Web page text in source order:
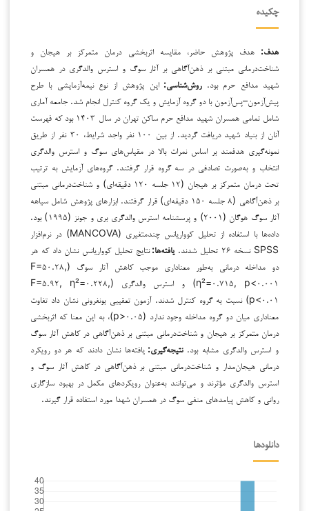
چکیده
هدف: هدف پژوهش حاضر، مقایسه اثربخشی درمان متمرکز بر هیجان و
شناخت‌درمانی مبتنی بر ذهن‌آگاهی بر آثار سوگ و استرس والدگری در همسران
شهید مدافع حرم بود.روش‌شناسی:این پژوهش از نوع نیمه‌آزمایشی با طرح
پیش‌آزمون–پس‌آزمون با دو گروه آزمایش و یک گروه کنترل انجام شد. جامعه آماری
شامل تمامی همسران شهید مدافع حرم ساکن تهران در سال ۱۴۰۳ بود که فهرست
آنان از بنیاد شهید دریافت گردید. از بین ۱۰۰ نفر واجد شرایط، ۳۰ نفر از طریق
نمونه‌گیری هدفمند بر اساس نمرات بالا در مقیاس‌های سوگ و استرس والدگری
انتخاب و به‌صورت تصادفی در سه گروه قرار گرفتند. گروه‌های آزمایش به ترتیب
تحت درمان متمرکز بر هیجان (۱۲ جلسه ۱۲۰ دقیقه‌ای) و شناخت‌درمانی مبتنی
بر ذهن‌آگاهی (۸ جلسه ۱۵۰ دقیقه‌ای) قرار گرفتند. ابزارهای پژوهش شامل سیاهه
آثار سوگ هوگان (۲۰۰۱) و پرسشنامه استرس والدگری بری و جونز (۱۹۹۵) بود.
داده‌ها با استفاده از تحلیل کوواریانس چندمتغیری (MANCOVA) در نرم‌افزار
SPSS نسخه ۲۶ تحلیل شدند.
یافته‌ها: نتایج تحلیل کوواریانس نشان داد که هر
دو مداخله درمانی به‌طور معناداری موجب کاهش آثار سوگ (F=۵۰.۲۸,
η²=۰.۷۱۵, p<۰.۰۰۱) و استرس والدگری (F=۵.۹۲, η²=۰.۲۲۸,
p<۰.۰۱) نسبت به گروه کنترل شدند. آزمون تعقیبی بونفرونی نشان داد تفاوت
معناداری میان دو گروه مداخله وجود ندارد (p>۰.۰۵)، به این معنا که اثربخشی
درمان متمرکز بر هیجان و شناخت‌درمانی مبتنی بر ذهن‌آگاهی در کاهش آثار سوگ
و استرس والدگری مشابه بود.نتیجه‌گیری: یافته‌ها نشان دادند که هر دو رویکرد
درمانی هیجان‌مدار و شناخت‌درمانی مبتنی بر ذهن‌آگاهی در کاهش آثار سوگ و
استرس والدگری مؤثرند و می‌توانند به‌عنوان رویکردهای مکمل در بهبود سازگاری
روانی و کاهش پیامدهای منفی سوگ در همسران شهدا مورد استفاده قرار گیرند.
دانلودها